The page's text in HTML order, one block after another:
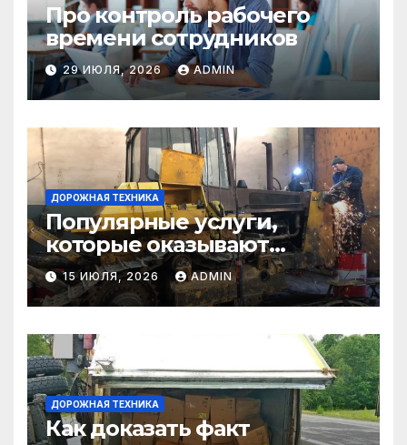
Про контроль рабочего
времени сотрудников
29 ИЮЛЯ, 2026 ADMIN
ДОРОЖНАЯ ТЕХНИКА
Популярные услуги,
которые оказывают
самосвалы в строительстве
и логистике
15 ИЮЛЯ, 2026 ADMIN
ДОРОЖНАЯ ТЕХНИКА
Как доказать факт